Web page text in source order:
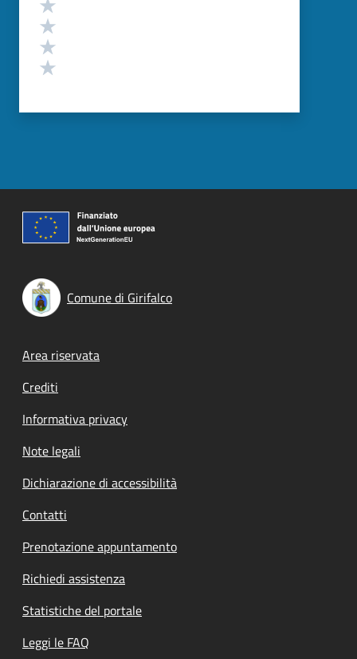
Comune di Girifalco
Footer menu
Area riservata
Crediti
Informativa privacy
Note legali
Dichiarazione di accessibilità
Contatti
Prenotazione appuntamento
Richiedi assistenza
Statistiche del portale
Leggi le FAQ